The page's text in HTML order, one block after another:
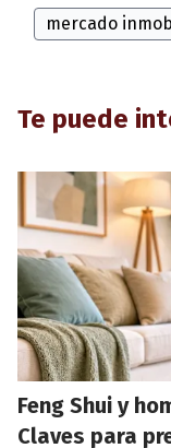
mercado
Te puede
Feng Shui y
Claves para